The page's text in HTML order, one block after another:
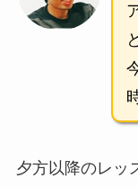
夕方以降のレッ